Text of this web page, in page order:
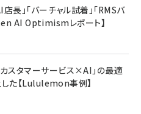
真実 P&G・グリコで学んだ失敗
営 「沈黙の組織」から「高め合う
ングをもっと見る
長」「バーチャル試着」「RMSバ
AI Optimismレポート】
スタマーサービス×AI」の最適
た【Lululemon事例】